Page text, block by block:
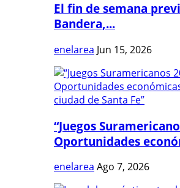
El fin de semana
Bandera,...
enelarea Jun 15, 2026
“Juegos
Oportunidades
enelarea Ago 7, 2026